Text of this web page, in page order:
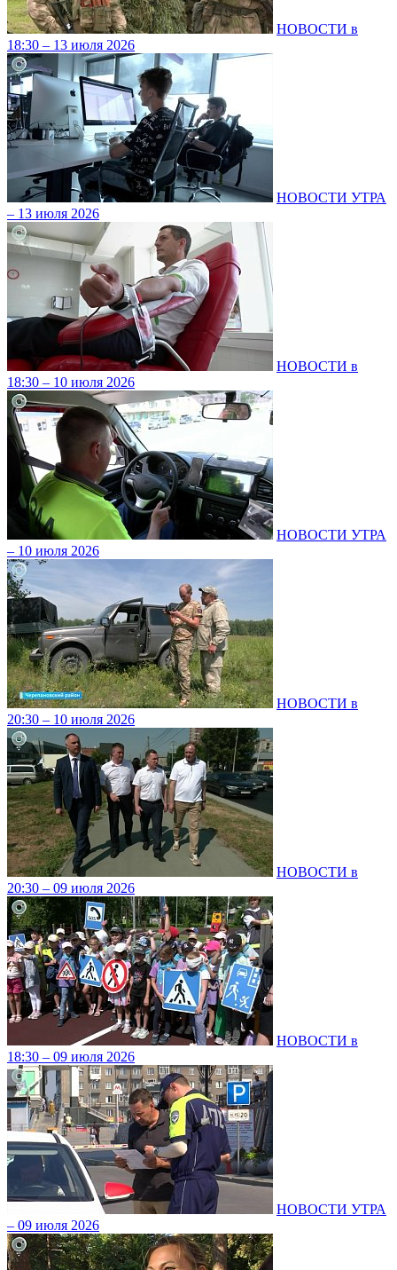
НОВОСТИ в
18:30 – 13 июля 2026
НОВОСТИ УТРА
– 13 июля 2026
НОВОСТИ в
18:30 – 10 июля 2026
НОВОСТИ УТРА
– 10 июля 2026
НОВОСТИ в
20:30 – 10 июля 2026
НОВОСТИ в
20:30 – 09 июля 2026
НОВОСТИ в
18:30 – 09 июля 2026
НОВОСТИ УТРА
– 09 июля 2026